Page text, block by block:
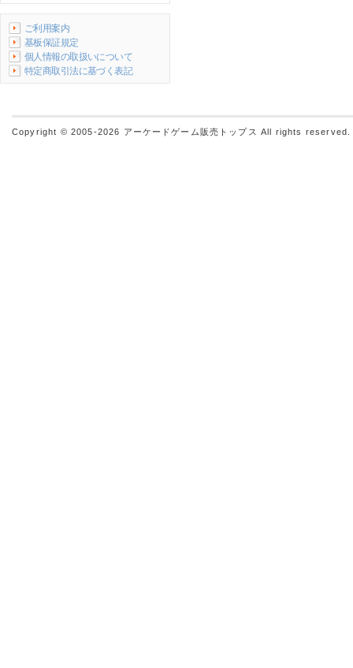
ご利用案内
基板保証規定
個人情報の取扱いについて
特定商取引法に基づく表記
Copyright © 2005-2026 アーケードゲーム販売トップス All rights reserved.